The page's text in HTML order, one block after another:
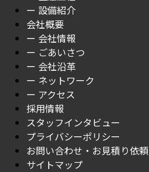
ー 設備紹介
会社概要
ー 会社情報
ー ごあいさつ
ー 会社沿革
ー ネットワーク
ー アクセス
採用情報
スタッフインタビュー
プライバシーポリシー
お問い合わせ・お見積り依頼
サイトマップ